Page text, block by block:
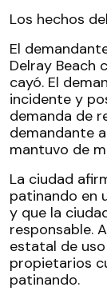
Los hechos
El
Delray Beach
cayó. El
incidente y
demanda de
demandante
mantuvo de
La ciudad
patinando en
y que la
responsable.
estatal de
propietarios
patinando.